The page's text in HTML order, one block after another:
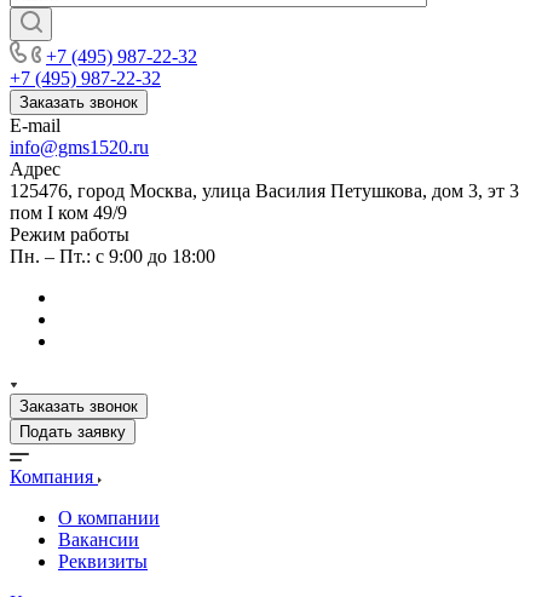
+7 (495) 987-22-32
+7 (495) 987-22-32
Заказать звонок
E-mail
info@gms1520.ru
Адрес
125476, город Москва, улица Василия Петушкова, дом 3, эт 3
пом I ком 49/9
Режим работы
Пн. – Пт.: с 9:00 до 18:00
Заказать звонок
Подать заявку
Компания
О компании
Вакансии
Реквизиты